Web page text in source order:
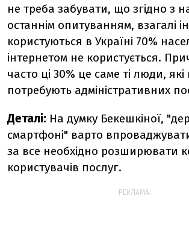
не треба забувати, що згідно з
останнім опитуванням, взагалі
користуються в Україні 70%
інтернетом не користується.
часто ці 30% це саме ті люди,
потребують адміністративних
Деталі: На думку Бекешкіної,
смартфоні" варто
за все необхідно розширювати
користувачів послуг.
РЕКЛАМА: